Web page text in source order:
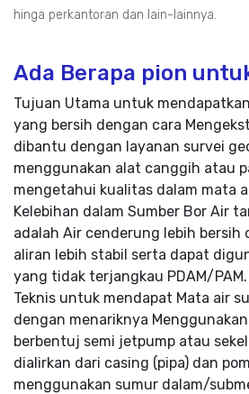
hinga perkantoran dan lain-lainnya.
Ada Berapa pion
Tujuan Utama untuk
yang bersih dengan cara
dibantu dengan layanan survei
menggunakan alat canggih atau
mengetahui kualitas dalam mata
Kelebihan dalam Sumber Bor Air
adalah Air cenderung lebih bersih
aliran lebih stabil serta dapat
yang tidak terjangkau PDAM/PAM.
Teknis untuk mendapat Mata air
dengan menariknya
berbentuj semi jetpump atau
dialirkan dari casing (pipa) dan
menggunakan sumur dalam/